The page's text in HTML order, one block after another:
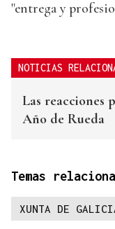
"entrega y
NOTICIAS
Las reacciones
Año de Rueda
Temas
XUNTA DE